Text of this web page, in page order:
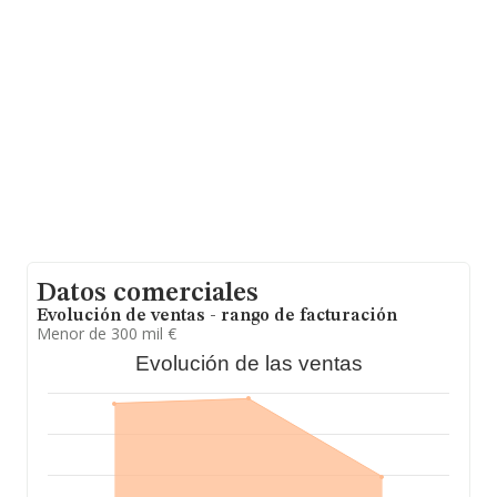
Datos comerciales
Evolución de ventas - rango de facturación
Menor de 300 mil €
Evolución de las ventas